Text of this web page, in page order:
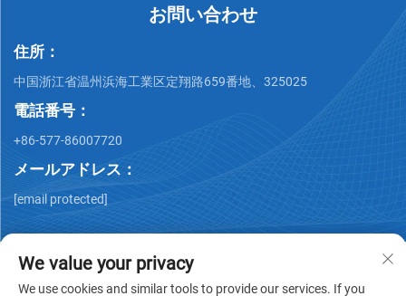
お問い合わせ
住所：
中国浙江省温州浜海工業区定翔路659番地、325025
電話番号：
+86-577-86007720
メールアドレス：
[email protected]
We value your privacy
We use cookies and similar tools to provide our services. If you